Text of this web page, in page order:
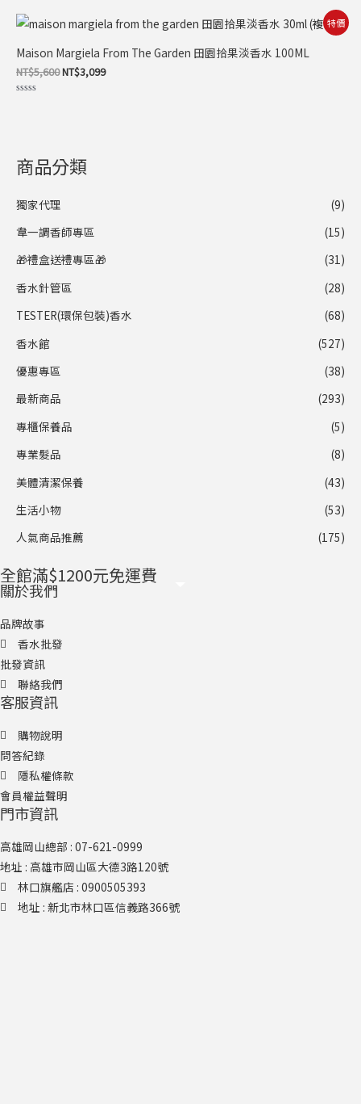
商品分類
獨家代理
(9)
韋一調香師專區
(15)
🎁禮盒送禮專區🎁
(31)
香水針管區
(28)
TESTER(環保包裝)香水
(68)
香水館
(527)
優惠專區
(38)
最新商品
(293)
專櫃保養品
(5)
專業髮品
(8)
美體清潔保養
(43)
生活小物
(53)
人氣商品推薦
(175)
滿
分
特價
Maison Margiela From The Garden 田園拾果淡香水 100ML
NT$5,600
原
始
價
格：
NT$5,600。
NT$3,099
目
前
價
格：
NT$3,099。
全館滿$1200元免運費
關於我們
品牌故事
香水批發
批發資訊
聯絡我們
客服資訊
購物說明
問答紀錄
隱私權條款
會員權益聲明
門市資訊
高雄岡山總部 : 07-621-0999
地址 : 高雄市岡山區大德3路120號
林口旗艦店​ : 0900505393
地址 : 新北市林口區信義路366號